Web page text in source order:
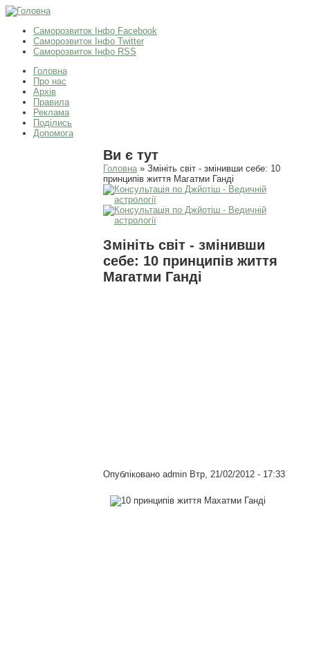
Саморозвиток Інфо Facebook
Саморозвиток Інфо Twitter
Саморозвиток Інфо RSS
Головна
Про нас
Архів
Правила
Реклама
Поділись
Допомога
Ви є тут
Головна» Змініть світ - змінивши себе: 10
принципів життя Магатми Ганді
Змініть світ - змінивши
себе: 10 принципів життя
Магатми Ганді
Опубліковано adminВтр, 21/02/2012 - 17:33